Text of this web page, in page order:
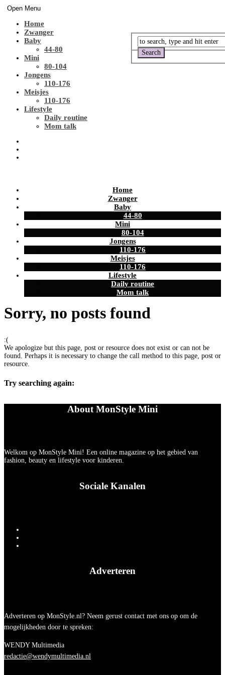
Open Menu
Home
Zwanger
Baby
44-80
Mini
80-104
Jongens
110-176
Meisjes
110-176
Lifestyle
Daily routine
Mom talk
Home
Zwanger
Baby
44-80
Mini
80-104
Jongens
110-176
Meisjes
110-176
Lifestyle
Daily routine
Mom talk
Sorry, no posts found
:(
We apologize but this page, post or resource does not exist or can not be
found. Perhaps it is necessary to change the call method to this page, post or
resource.
Try searching again:
About MonStyle Mini
Welkom op MonStyle Mini! Een online magazine op het gebied van
fashion, beauty en lifestyle voor kinderen.
Sociale Kanalen
Adverteren
Adverteren op MonStyle.nl? Neem gerust contact met ons op om de
mogelijkheden door te spreken:
WENDY Multimedia
redactie@wendymultimedia.nl